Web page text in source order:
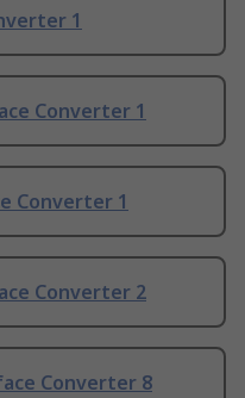
1
Converter 1
Converter 1
Converter 2
Converter 8